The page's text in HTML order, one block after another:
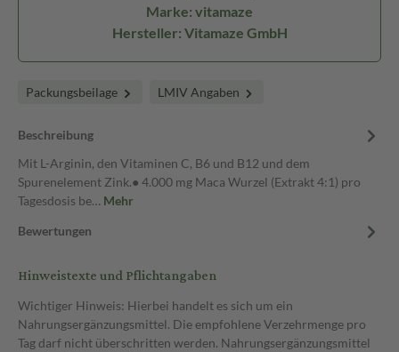
Marke: vitamaze
Hersteller: Vitamaze GmbH
Packungsbeilage LMIV Angaben
Beschreibung
Mit L-Arginin, den Vitaminen C, B6 und B12 und dem
Spurenelement Zink.● 4.000 mg Maca Wurzel (Extrakt 4:1) pro
Tagesdosis be… Mehr
Bewertungen
Hinweistexte und Pflichtangaben
Wichtiger Hinweis: Hierbei handelt es sich um ein
Nahrungsergänzungsmittel. Die empfohlene Verzehrmenge pro
Tag darf nicht überschritten werden. Nahrungsergänzungsmittel